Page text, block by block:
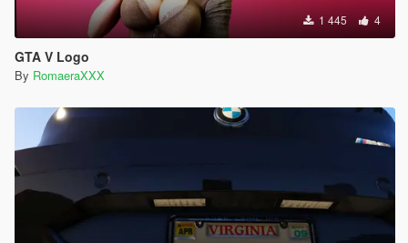
1 445 4
GTA V Logo
By RomaeraXXX